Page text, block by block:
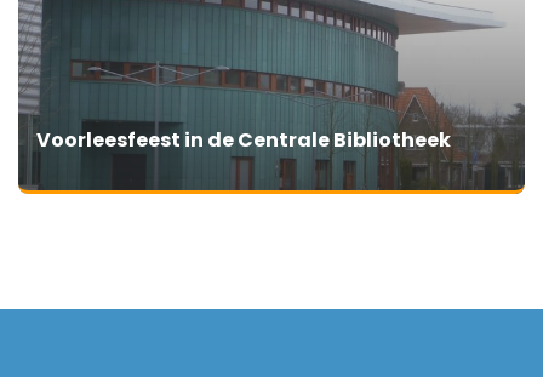
Voorleesfeest in de Centrale Bibliotheek